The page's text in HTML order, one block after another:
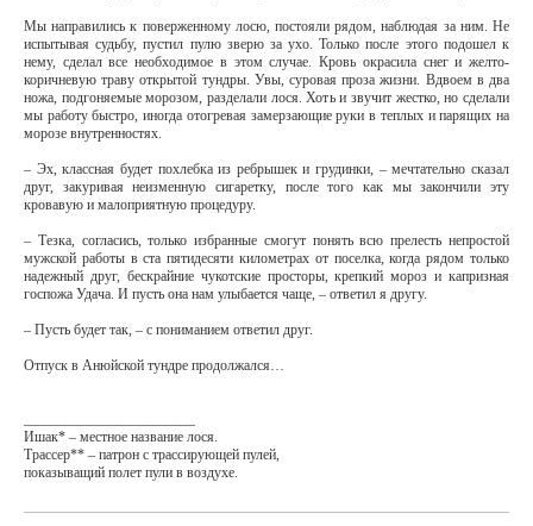
Мы направились к поверженному лосю, постояли рядом, наблюдая за ним. Не
испытывая судьбу, пустил пулю зверю за ухо. Только после этого подошел к
нему, сделал все необходимое в этом случае. Кровь окрасила снег и желто-
коричневую траву открытой тундры. Увы, суровая проза жизни. Вдвоем в два
ножа, подгоняемые морозом, разделали лося. Хоть и звучит жестко, но сделали
мы работу быстро, иногда отогревая замерзающие руки в теплых и парящих на
морозе внутренностях.
– Эх, классная будет похлебка из ребрышек и грудинки, – мечтательно сказал
друг, закуривая неизменную сигаретку, после того как мы закончили эту
кровавую и малоприятную процедуру.
– Тезка, согласись, только избранные смогут понять всю прелесть непростой
мужской работы в ста пятидесяти километрах от поселка, когда рядом только
надежный друг, бескрайние чукотские просторы, крепкий мороз и капризная
госпожа Удача. И пусть она нам улыбается чаще, – ответил я другу.
– Пусть будет так, – с пониманием ответил друг.
Отпуск в Анюйской тундре продолжался…
Ишак* – местное название лося.
Трассер** – патрон с трассирующей пулей,
показыващий полет пули в воздухе.